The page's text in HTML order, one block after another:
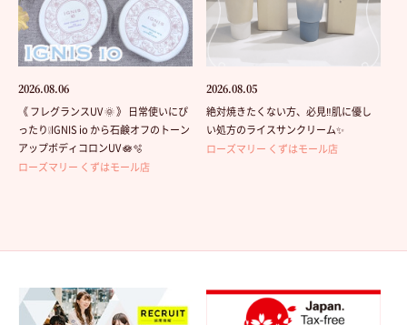
2026.08.06
《 フレグランスUV 🌞 》 日常使いにぴ
ったり❕IGNIS io から石鹸オフのトーン
アップボディコロンUV 🪷🫧
ローズマリー くずはモール店
2026.08.05
絶対焼きたくない方、必見‼️肌に優し
い処方のライスサンクリーム✨
ローズマリー くずはモール店